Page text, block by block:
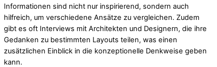
Informationen sind nicht nur inspirierend, sondern auch
hilfreich, um verschiedene Ansätze zu vergleichen. Zudem
gibt es oft Interviews mit Architekten und Designern, die ihre
Gedanken zu bestimmten Layouts teilen, was einen
zusätzlichen Einblick in die konzeptionelle Denkweise geben
kann.